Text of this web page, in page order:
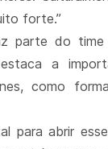
forte.”
parte do
a
como
para abrir